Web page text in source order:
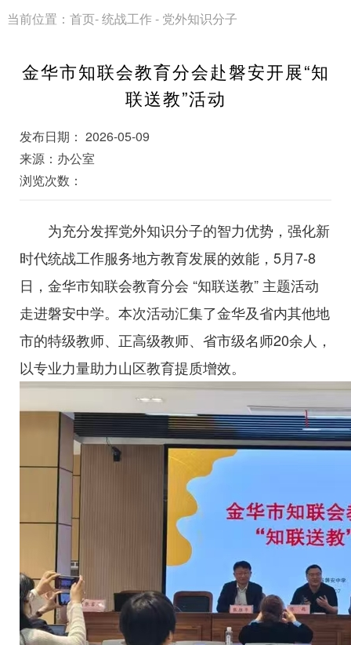
当前位置： 首页-统战工作- 党外知识分子
金华市知联会教育分会赴磐安开展“知
联送教”活动
发布日期： 2026-05-09
来源：办公室
浏览次数：
为充分发挥党外知识分子的智力优势，强化新
时代统战工作服务地方教育发展的效能，5月7-8
日，金华市知联会教育分会 “知联送教” 主题活动
走进磐安中学。本次活动汇集了金华及省内其他地
市的特级教师、正高级教师、省市级名师20余人，
以专业力量助力山区教育提质增效。